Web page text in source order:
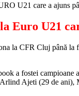
U21 care a ajuns
Euro U21
la CFR Cluj până
a fostei
Ajeti (29 de